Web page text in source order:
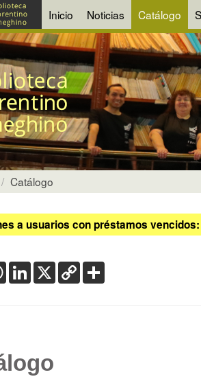
Inicio Noticias Catálogo
Catálogo
a usuarios con préstamos
WhatsApp
LinkedIn
X Copy
Link